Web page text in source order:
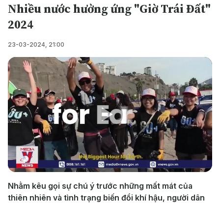
Nhiều nước hưởng ứng "Giờ Trái Đất"
2024
23-03-2024, 21:00
Play
Video
Nhằm kêu gọi sự chú ý trước những mất mát của
thiên nhiên và tình trạng biến đổi khí hậu, người dân